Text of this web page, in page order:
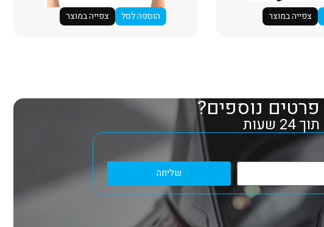
צפייה במוצר הוספה לסל צפייה במוצר
נוספים?
שעות
שליחה